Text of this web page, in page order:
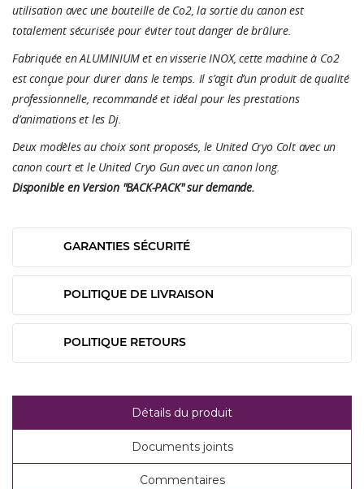
utilisation avec une bouteille de Co2, la sortie du canon est
totalement sécurisée pour éviter tout danger de brûlure.
Fabriquée en ALUMINIUM et en visserie INOX, cette machine à Co2
est conçue pour durer dans le temps. Il s’agit d’un produit de qualité
professionnelle, recommandé et idéal pour les prestations
d’animations et les Dj.
Deux modèles au choix sont proposés, le United Cryo Colt avec un
canon court et le United Cryo Gun avec un canon long.
Disponible en Version "BACK-PACK" sur demande.
GARANTIES SÉCURITÉ
POLITIQUE DE LIVRAISON
POLITIQUE RETOURS
Détails du produit
Documents joints
Commentaires